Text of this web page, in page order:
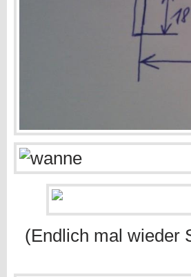
(Endlich mal wieder